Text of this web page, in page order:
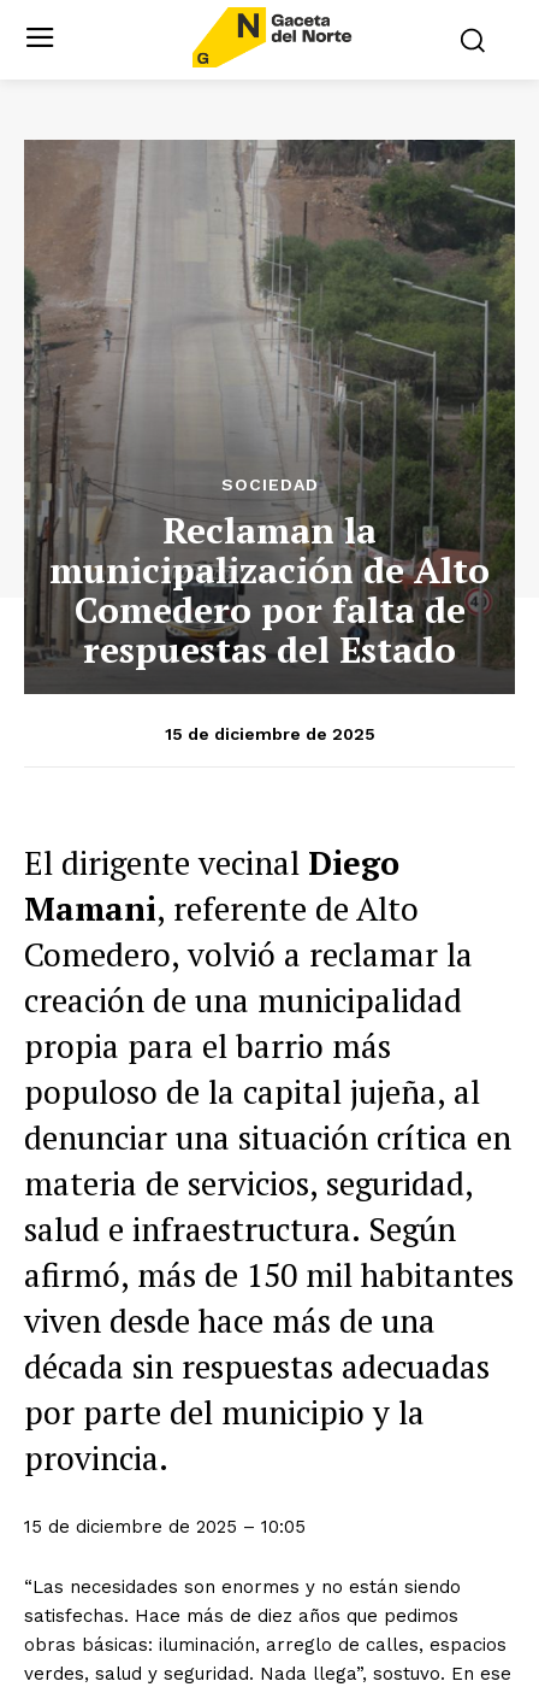
SOCIEDAD
Reclaman la
municipalización de Alto
Comedero por falta de
respuestas del Estado
15 de diciembre de 2025
El dirigente vecinal Diego
Mamani, referente de Alto
Comedero, volvió a reclamar la
creación de una municipalidad
propia para el barrio más
populoso de la capital jujeña, al
denunciar una situación crítica en
materia de servicios, seguridad,
salud e infraestructura. Según
afirmó, más de 150 mil habitantes
viven desde hace más de una
década sin respuestas adecuadas
por parte del municipio y la
provincia.
15 de diciembre de 2025 – 10:05
“Las necesidades son enormes y no están siendo
satisfechas. Hace más de diez años que pedimos
obras básicas: iluminación, arreglo de calles, espacios
verdes, salud y seguridad. Nada llega”, sostuvo. En ese